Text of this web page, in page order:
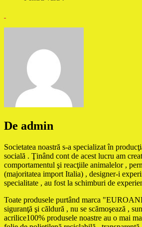
De admin
Societatea noastră s-a specializat în
socială . Ţinând cont de acest lucru am
comportamentul şi reacţiile animalelor ,
(majoritatea import Italia) , designer-i
specialitate , au fost la schimburi de
Toate produsele purtând marca
siguranţă şi căldură , nu se scămoşează ,
acrilice100% produsele noastre au o mai